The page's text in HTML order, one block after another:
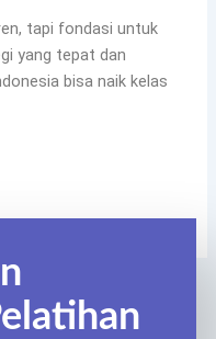
tapi fondasi untuk
yang tepat dan
bisa naik kelas